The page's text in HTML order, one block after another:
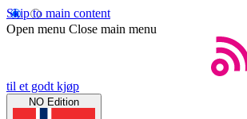
Skip to main content
Open menu Close main menu
til et godt kjøp
NO Edition